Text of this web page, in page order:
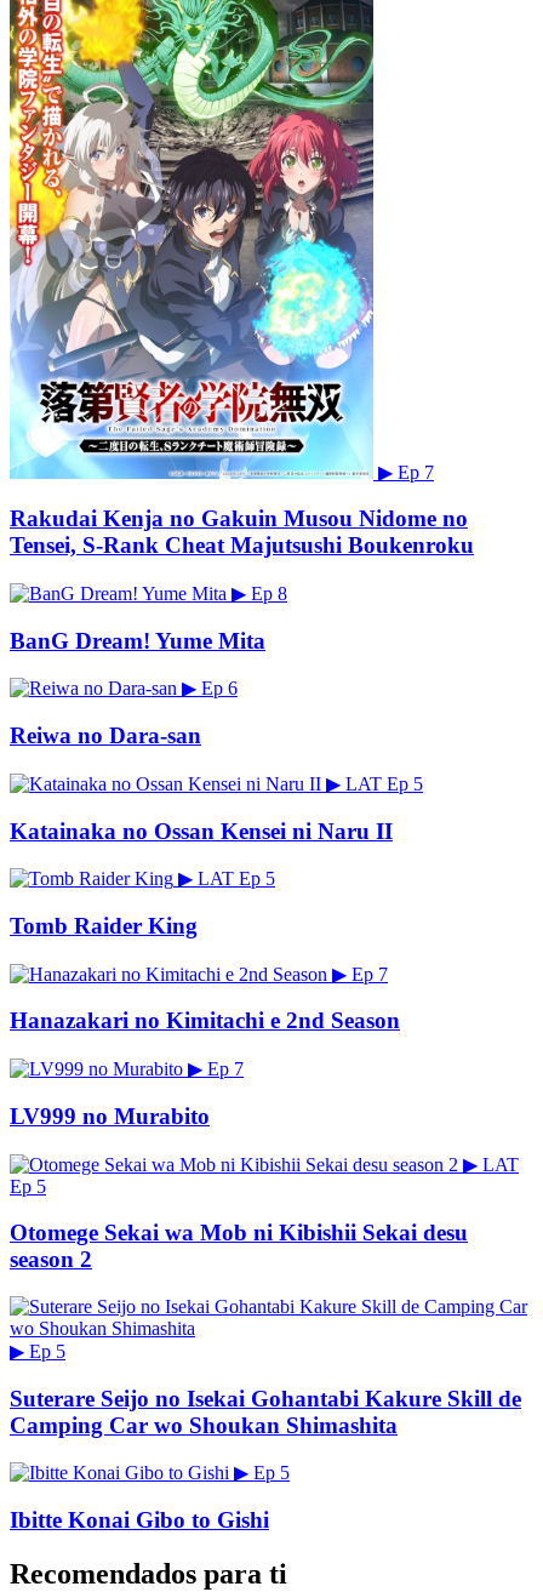
▶ Ep 7
Rakudai Kenja no Gakuin Musou Nidome no
Tensei, S-Rank Cheat Majutsushi Boukenroku
▶ Ep 8
BanG Dream! Yume Mita
▶ Ep 6
Reiwa no Dara-san
▶ LAT Ep 5
Katainaka no Ossan Kensei ni Naru II
▶ LAT Ep 5
Tomb Raider King
▶ Ep 7
Hanazakari no Kimitachi e 2nd Season
▶ Ep 7
LV999 no Murabito
▶ LAT
Ep 5
Otomege Sekai wa Mob ni Kibishii Sekai desu
season 2
▶ Ep 5
Suterare Seijo no Isekai Gohantabi Kakure Skill de
Camping Car wo Shoukan Shimashita
▶ Ep 5
Ibitte Konai Gibo to Gishi
Recomendados para ti